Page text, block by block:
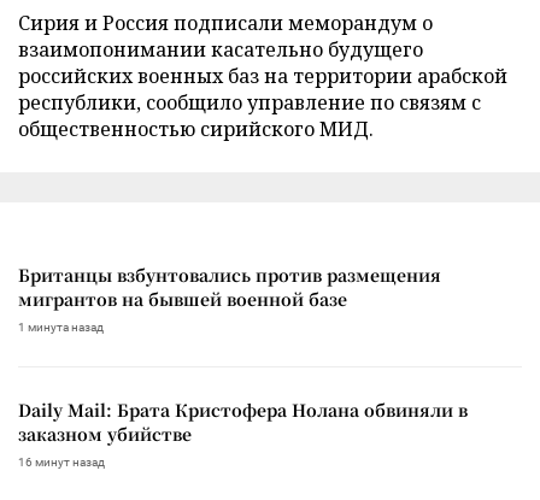
Сирия и Россия подписали меморандум о
взаимопонимании касательно будущего
российских военных баз на территории арабской
республики, сообщило управление по связям с
общественностью сирийского МИД.
Британцы взбунтовались против размещения
мигрантов на бывшей военной базе
1 минута назад
Daily Mail: Брата Кристофера Нолана обвиняли в
заказном убийстве
16 минут назад